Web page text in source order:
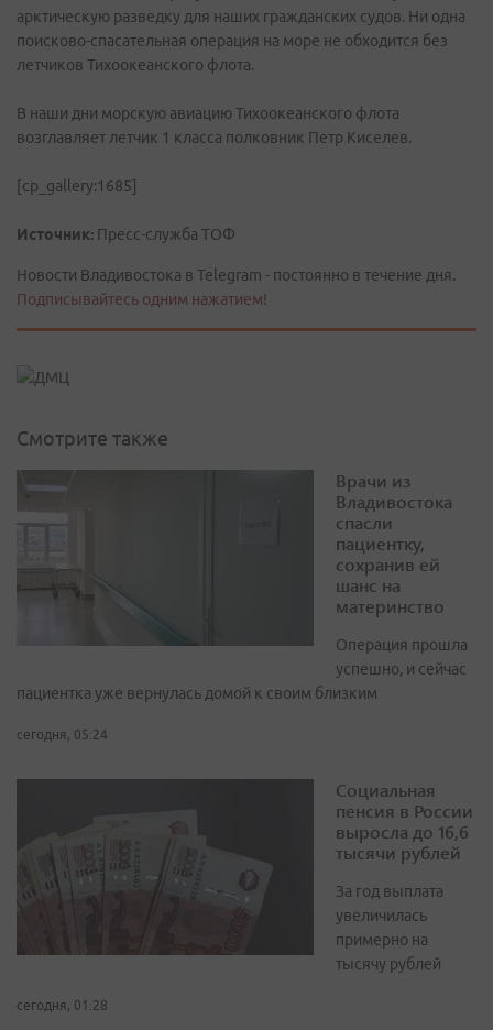
арктическую разведку для наших гражданских судов. Ни одна
поисково-спасательная операция на море не обходится без
летчиков Тихоокеанского флота.
В наши дни морскую авиацию Тихоокеанского флота
возглавляет летчик 1 класса полковник Петр Киселев.
[cp_gallery:1685]
Источник: Пресс-служба ТОФ
Новости Владивостока в Telegram - постоянно в течение дня.
Подписывайтесь одним нажатием!
Смотрите также
Врачи из
Владивостока
спасли
пациентку,
сохранив ей
шанс на
материнство
Операция прошла
успешно, и сейчас
пациентка уже вернулась домой к своим близким
сегодня, 05:24
Социальная
пенсия в России
выросла до 16,6
тысячи рублей
За год выплата
увеличилась
примерно на
тысячу рублей
сегодня, 01:28